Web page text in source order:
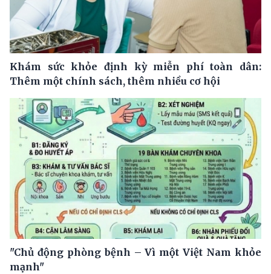
Khám sức khỏe định kỳ miễn phí toàn dân:
Thêm một chính sách, thêm nhiều cơ hội
"Chủ động phòng bệnh – Vì một Việt Nam khỏe
mạnh"